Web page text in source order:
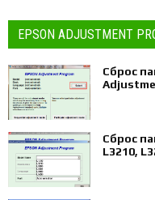
EPSON ADJUSTMENT
Сброс
Сброс
L3210,